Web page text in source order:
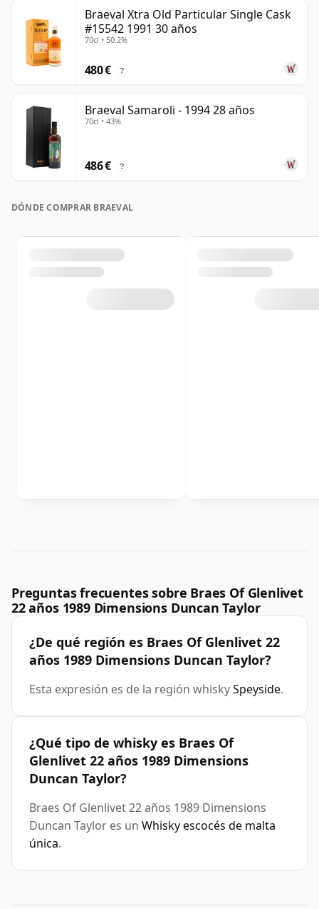
Braeval Xtra Old Particular Single Cask
#15542 1991 30 años
70cl • 50.2%
480 € ?
Braeval Samaroli - 1994 28 años
70cl • 43%
486 € ?
DÓNDE COMPRAR BRAEVAL
Preguntas frecuentes sobre Braes Of Glenlivet
22 años 1989 Dimensions Duncan Taylor
¿De qué región es Braes Of Glenlivet 22
años 1989 Dimensions Duncan Taylor?
Esta expresión es de la región whiskySpeyside.
¿Qué tipo de whisky es Braes Of
Glenlivet 22 años 1989 Dimensions
Duncan Taylor?
Braes Of Glenlivet 22 años 1989 Dimensions
Duncan Taylor es un Whisky escocés de malta
única.